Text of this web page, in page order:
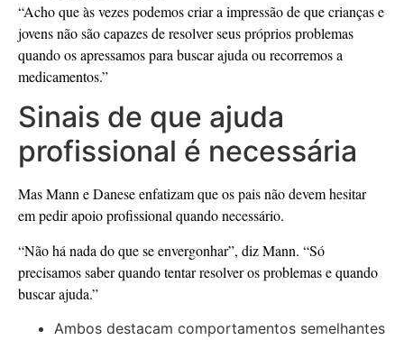
“Acho que às vezes podemos criar a impressão de que crianças e
jovens não são capazes de resolver seus próprios problemas
quando os apressamos para buscar ajuda ou recorremos a
medicamentos.”
Sinais de que ajuda
profissional é necessária
Mas Mann e Danese enfatizam que os pais não devem hesitar
em pedir apoio profissional quando necessário.
“Não há nada do que se envergonhar”, diz Mann. “Só
precisamos saber quando tentar resolver os problemas e quando
buscar ajuda.”
Ambos destacam comportamentos semelhantes